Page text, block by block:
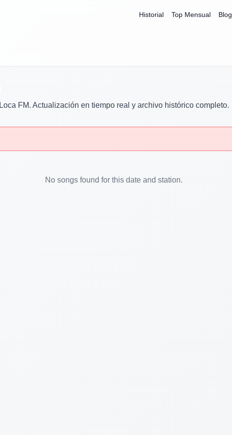
Historial Top Mensual Blog
Loca FM. Actualización en tiempo real y archivo histórico completo.
No songs found for this date and station.